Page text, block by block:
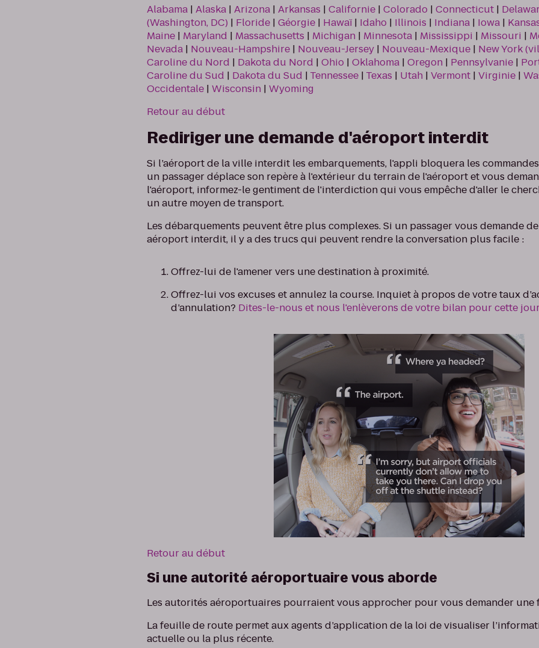
Alabama |Alaska |Arizona |Arkansas |Californie |Colorado |Connecticut |
(Washington, DC) | Floride |Géorgie | Hawaï | Idaho | Illinois | Indiana | Iowa |
Maine | Maryland | Massachusetts | Michigan | Minnesota | Mississippi | Missouri |
Nevada | Nouveau-Hampshire | Nouveau-Jersey | Nouveau-Mexique | New York
Caroline du Nord | Dakota du Nord |Ohio |Oklahoma |Oregon | Pennsylvanie |
Caroline du Sud | Dakota du Sud | Tennessee | Texas | Utah |Vermont |Virginie |
Occidentale |Wisconsin |Wyoming
Retour au début
Rediriger une demande d'aéroport interdit
Si l’aéroport de la ville interdit les embarquements, l'appli bloquera les
un passager déplace son repère à l'extérieur du terrain de l'aéroport et vous
l'aéroport, informez-le gentiment de l'interdiction qui vous empêche d'aller le
un autre moyen de transport.
Les débarquements peuvent être plus complexes. Si un passager vous demande
aéroport interdit, il y a des trucs qui peuvent rendre la conversation plus facile :
Offrez-lui de l'amener vers une destination à proximité.
Offrez-lui vos excuses et annulez la course. Inquiet à propos de votre taux
d’annulation? Dites-le-nous et nous l'enlèverons de votre bilan pour cette
Retour au début
Si une autorité aéroportuaire vous aborde
Les autorités aéroportuaires pourraient vous approcher pour vous demander une
La feuille de route permet aux agents d’application de la loi de visualiser
actuelle ou la plus récente.